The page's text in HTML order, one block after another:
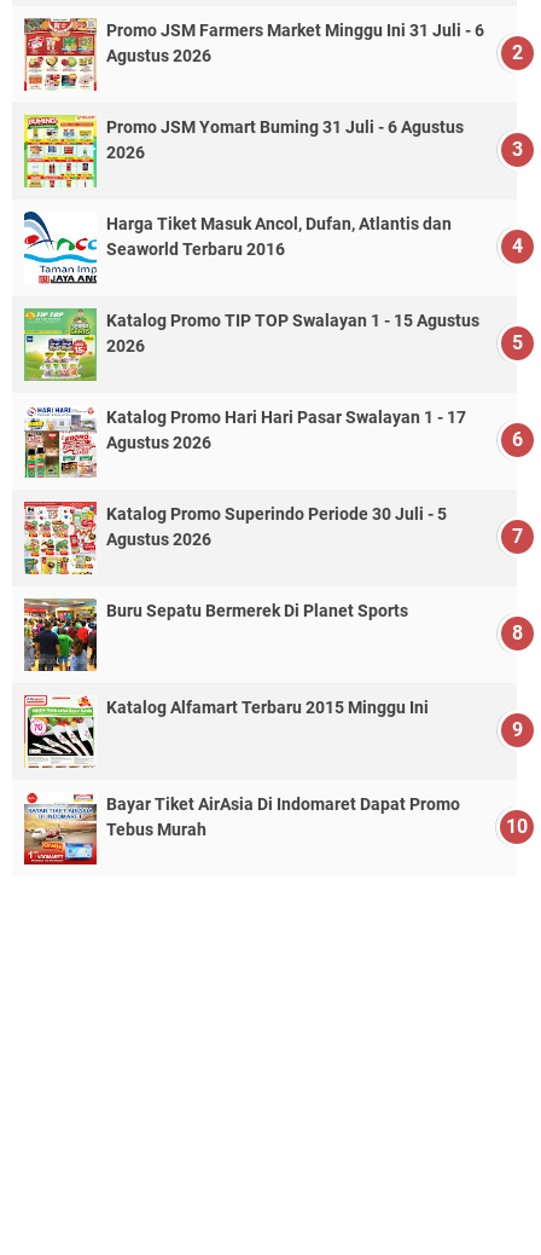
Promo JSM Farmers Market Minggu Ini 31 Juli - 6
Agustus 2026
Promo JSM Yomart Buming 31 Juli - 6 Agustus
2026
Harga Tiket Masuk Ancol, Dufan, Atlantis dan
Seaworld Terbaru 2016
Katalog Promo TIP TOP Swalayan 1 - 15 Agustus
2026
Katalog Promo Hari Hari Pasar Swalayan 1 - 17
Agustus 2026
Katalog Promo Superindo Periode 30 Juli - 5
Agustus 2026
Buru Sepatu Bermerek Di Planet Sports
Katalog Alfamart Terbaru 2015 Minggu Ini
Bayar Tiket AirAsia Di Indomaret Dapat Promo
Tebus Murah